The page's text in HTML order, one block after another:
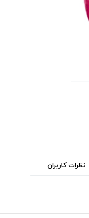
نظرات کاربران